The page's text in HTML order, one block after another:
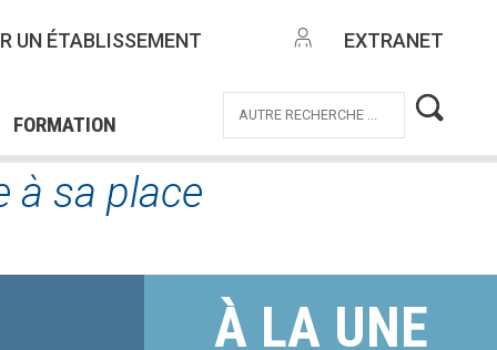
UN ÉTABLISSEMENT EXTRANET
DE MISSIONS
FORMATION
à sa place
À LA UNE